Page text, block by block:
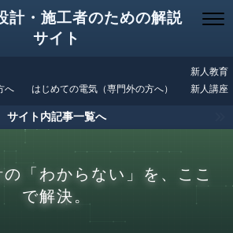
計・施工者のための解説
サイト
へ
はじめての電気（専門外の方へ）
新人教育
新人講座
サイト内記事一覧へ
「わからない」を、ここ
で解決。